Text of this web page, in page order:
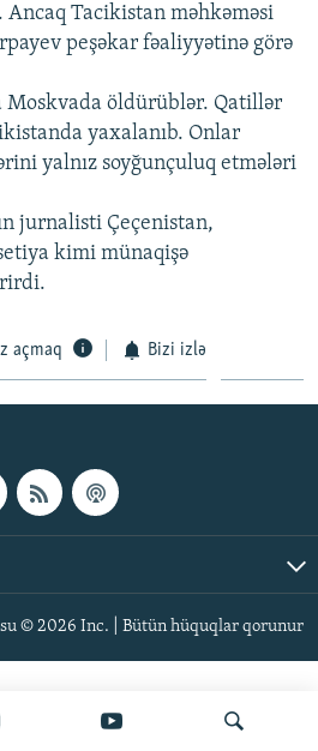
STANDARTLARIMIZ
Tacikistan məhkəməsi
peşəkar fəaliyyətinə görə
Moskvada öldürüblər. Qatillər
yaxalanıb. Onlar
yalnız soyğunçuluq etmələri
jurnalisti Çeçenistan,
kimi münaqişə
açmaq Bizi izlə
© 2026 Inc. | Bütün hüquqlar qorunur